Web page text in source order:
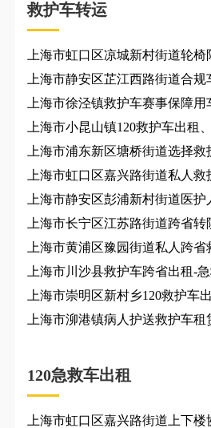
救护车转运
上海市虹口区凉城新村街道轮
询服务、团队行程对接
上海市静安区芷江西路街道合
询服务
上海市徐泾镇救护车赛事保障用
上海市小昆山镇120救护车出租
医疗护送、120救护车护送病人
上海市浦东新区塘桥街道选择
哪些事项？患者出院24小时服务
上海市虹口区嘉兴路街道私人
途转运？120救护车
上海市静安区彭浦新村街道医
哪些职责？救护车出租
上海市长宁区江苏路街道跨省
就近派车
上海市黄浦区豫园街道私人跨
派车全国护送
上海市川沙县救护车跨省出租-
话，按公里收费
上海市崇明区新村乡120救护车
疗转运车出租，全国各地都有车
上海市泖港镇病人护送救护车
120急救车出租
上海市虹口区嘉兴路街道上下